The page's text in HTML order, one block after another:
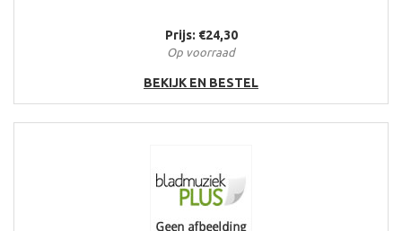
Prijs: €24,30
Op voorraad
BEKIJK EN BESTEL